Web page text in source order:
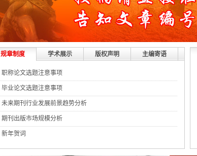
规章制度 学术展示 版权声明 主编寄语
职称论文选题注意事项
毕业论文选题注意事项
未来期刊行业发展前景趋势分析
期刊出版市场规模分析
新年贺词